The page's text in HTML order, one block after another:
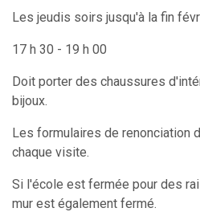
Les jeudis soirs jusqu'à la fin
17 h 30 - 19 h 00
Doit porter des chaussures
bijoux.
Les formulaires de renonciation
chaque visite.
Si l'école est fermée pour des
mur est également fermé.